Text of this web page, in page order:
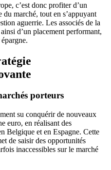
c’est donc profiter d’un
marché, tout en s’appuyant
aguerrie. Les associés de la
d’un placement performant,
porteurs
su conquérir de nouveaux
euro, en réalisant des
Belgique et en Espagne. Cette
de saisir des opportunités
inaccessibles sur le marché